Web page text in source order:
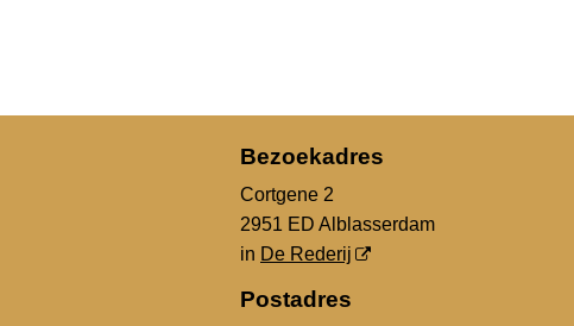
Bezoekadres
Cortgene 2
2951 ED Alblasserdam
in De Rederij
Postadres